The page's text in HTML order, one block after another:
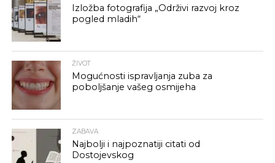
Izložba fotografija „Održivi razvoj kroz
pogled mladih“
ŽIVOT
Mogućnosti ispravljanja zuba za
poboljšanje vašeg osmijeha
ZABAVA
Najbolji i najpoznatiji citati od
Dostojevskog